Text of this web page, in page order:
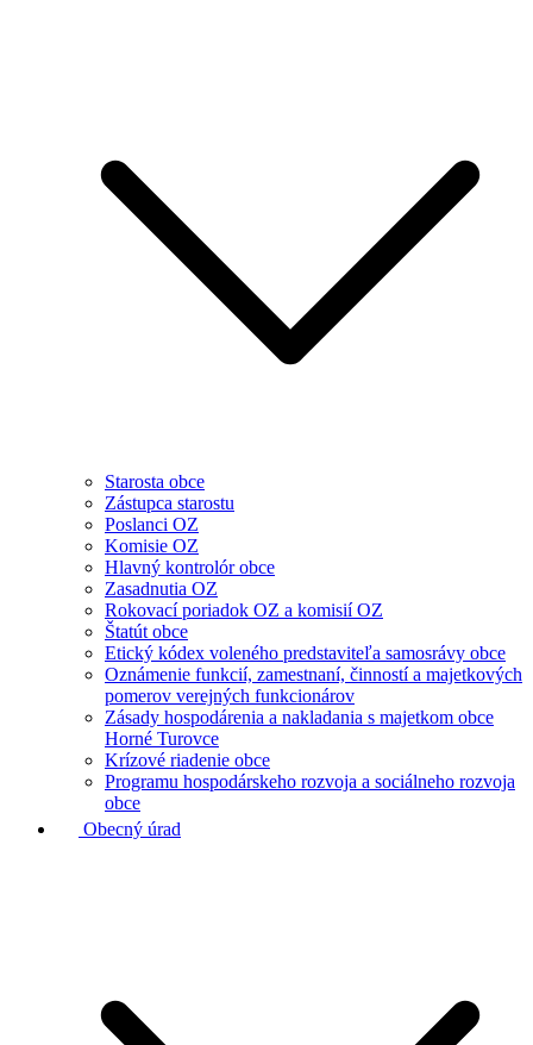
Starosta obce
Zástupca starostu
Poslanci OZ
Komisie OZ
Hlavný kontrolór obce
Zasadnutia OZ
Rokovací poriadok OZ a komisií OZ
Štatút obce
Etický kódex voleného predstaviteľa samosrávy obce
Oznámenie funkcií, zamestnaní, činností a majetkových
pomerov verejných funkcionárov
Zásady hospodárenia a nakladania s majetkom obce
Horné Turovce
Krízové riadenie obce
Programu hospodárskeho rozvoja a sociálneho rozvoja
obce
Obecný úrad